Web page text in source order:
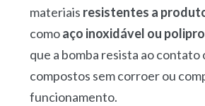
materiais resistentes a
comoaço inoxidável ou
que a bomba resista ao contato
compostos sem corroer ou
funcionamento.